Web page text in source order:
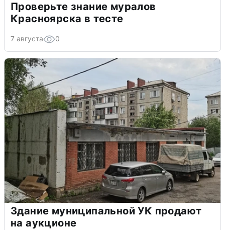
Проверьте знание муралов
Красноярска в тесте
7 августа 0
Здание муниципальной УК продают
на аукционе